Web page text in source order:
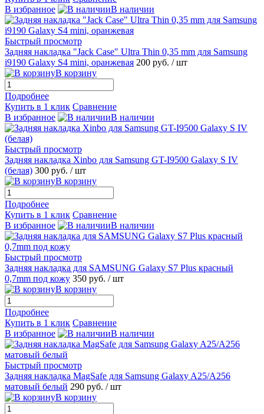
В избранное
В наличии
Быстрый просмотр
Задняя накладка "Jack Case" Ultra Thin 0,35 mm для Samsung
i9190 Galaxy S4 mini, оранжевая 200 руб. / шт
В корзину
Подробнее
Купить в 1 клик Сравнение
В избранное
В наличии
Быстрый просмотр
Задняя накладка Xinbo для Samsung GT-I9500 Galaxy S IV
(белая) 300 руб. / шт
В корзину
Подробнее
Купить в 1 клик Сравнение
В избранное
В наличии
Быстрый просмотр
Задняя накладка для SAMSUNG Galaxy S7 Plus красный
0,7mm под кожу 350 руб. / шт
В корзину
Подробнее
Купить в 1 клик Сравнение
В избранное
В наличии
Быстрый просмотр
Задняя накладка MagSafe для Samsung Galaxy A25/A256
матовый белый 290 руб. / шт
В корзину